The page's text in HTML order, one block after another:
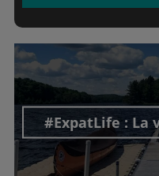
#ExpatLife : La